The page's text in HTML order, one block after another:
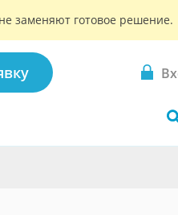
заменяют готовое решение.